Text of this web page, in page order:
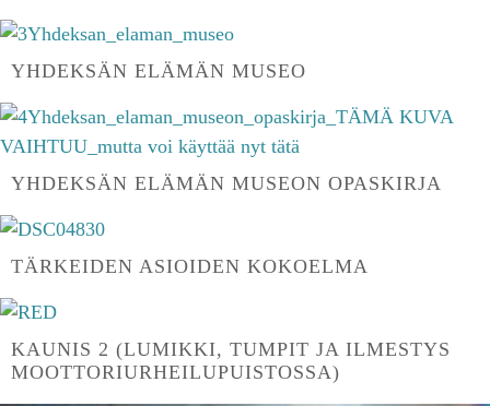
YHDEKSÄN ELÄMÄN MUSEO
YHDEKSÄN ELÄMÄN MUSEON OPASKIRJA
TÄRKEIDEN ASIOIDEN KOKOELMA
KAUNIS 2 (LUMIKKI, TUMPIT JA ILMESTYS
MOOTTORIURHEILUPUISTOSSA)